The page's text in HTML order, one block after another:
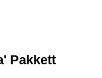
Pakkett